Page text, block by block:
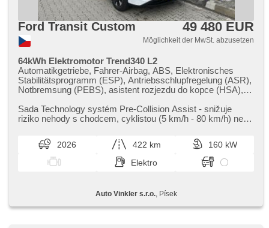
Ford Transit Custom 49 480 EUR
Möglichkeit der MwSt. abzusetzen
64kWh Elektromotor Trend340 L2
Automatikgetriebe, Fahrer-Airbag, ABS, Elektronisches
Stabilitätsprogramm (ESP), Antriebsschlupfregelung (ASR),
Notbremsung (PEBS), asistent rozjezdu do kopce (HSA),
v jízdním pruhu, Überwachung der Ermüdung des Fahrers,
Anhängerkupplung, Servolenkung, Klimaautomatik,
automatické přepínání dálkových světel, erfüllt 'EURO VI',
Bordcomputer, hlasové ovládání palubního počítače,
dotykové ovládání palubního počítače, digitální přístrojový
štít, volba jízdního režimu, elektronická ruční brzda,
einstellbar, Multifunktionslenkrad,
Beifahrerairbagdeaktivierung, hands free, Android Auto,
Sada Technology systém Pre​-Collision Assist ​- snižuje
riziko nehody s chodcem,​ cyklistou (5 km/h ​- 80 km/h) nebo
2026 422 km
160 kW
Elektro
Auto Vinkler s.r.o., Písek